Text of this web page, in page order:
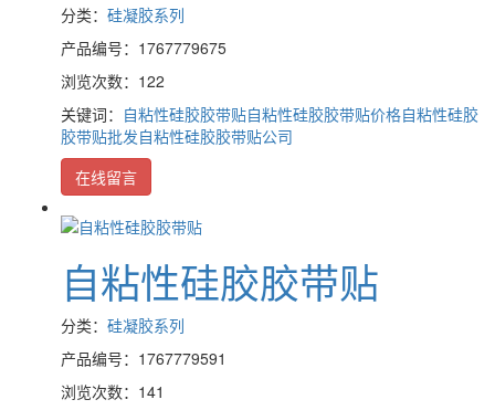
分类： 硅凝胶系列
产品编号：1767779675
浏览次数：122
关键词： 自粘性硅胶胶带贴自粘性硅胶胶带贴价格自粘性硅胶
胶带贴批发自粘性硅胶胶带贴公司
在线留言
自粘性硅胶胶带贴
分类： 硅凝胶系列
产品编号：1767779591
浏览次数：141